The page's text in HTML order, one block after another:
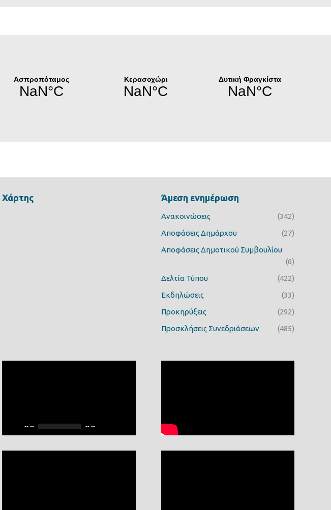
Χάρτης Άμεση ενημέρωση
Ανακοινώσεις
(342)
Αποφάσεις Δημάρχου
(27)
Αποφάσεις Δημοτικού Συμβουλίου
(6)
Δελτία Τύπου
(422)
Εκδηλώσεις
(33)
Προκηρύξεις
(292)
Προσκλήσεις Συνεδριάσεων
(485)
--:-- --:--